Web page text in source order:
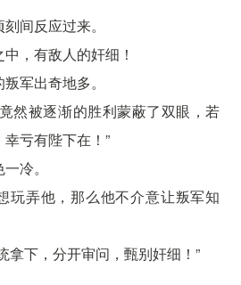
间反应过来。
，有敌人的奸细！
军出奇地多。
然被逐渐的胜利蒙蔽了双眼，若
亏有陛下在！”
冷。
玩弄他，那么他不介意让叛军知
拿下，分开审问，甄别奸细！”